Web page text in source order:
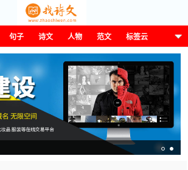
这诗那文找诗文
句子 诗文 人物 范文 标签云